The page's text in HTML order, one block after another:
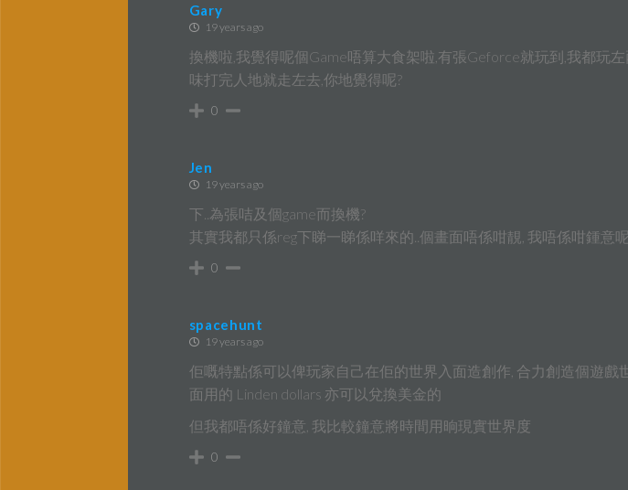
Gary
19 years ago
換機啦,我覺得呢個Game唔算大食架啦,有張Geforce就玩到,我都玩
味打完人地就走左去,你地覺得呢?
0
Jen
19 years ago
下..為張咭及個game而換機?
其實我都只係reg下睇一睇係咩來的..個畫面唔係咁靚, 我唔係咁鍾意呢
0
spacehunt
19 years ago
佢嘅特點係可以俾玩家自己在佢的世界入面造創作, 合力創造個遊戲
面用的 Linden dollars 亦可以兌換美金的
但我都唔係好鐘意, 我比較鐘意將時間用晌現實世界度
0